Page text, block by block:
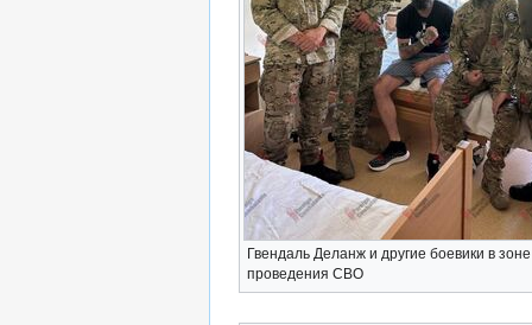
Гвендаль Деланж и другие боевики в зоне
проведения СВО